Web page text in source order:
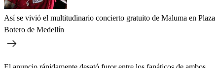
Así se vivió el multitudinario concierto gratuito de Maluma en Plaza
Botero de Medellín